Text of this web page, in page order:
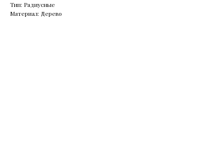
Тип: Радиусные
Материал: Дерево